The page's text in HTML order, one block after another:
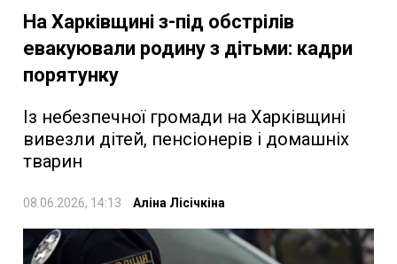
На Харківщині з-під обстрілів
евакуювали родину з дітьми: кадри
порятунку
Із небезпечної громади на Харківщині
вивезли дітей, пенсіонерів і домашніх
тварин
08.06.2026, 14:13 Аліна Лісічкіна